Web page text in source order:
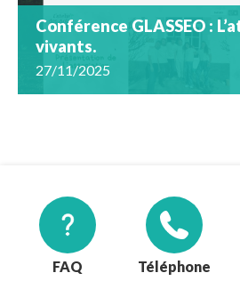
Conférence GLASSEO :
vivants.
27/11/2025
FAQ Téléphone